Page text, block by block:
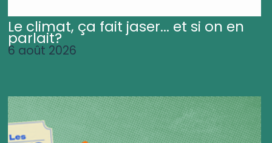
Le climat, ça fait jaser... et si on en
parlait?
6 août 2026